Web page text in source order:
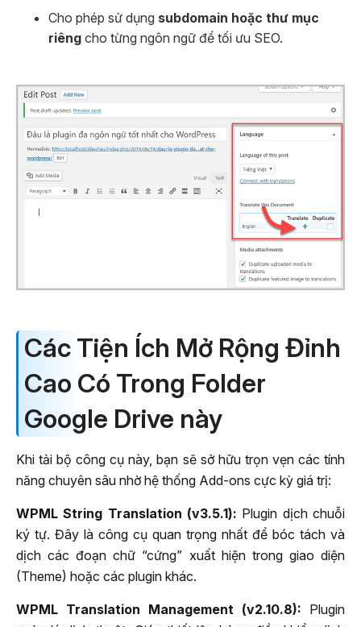
Cho phép sử dụng subdomain hoặc thư mục
riêng cho từng ngôn ngữ để tối ưu SEO.
Các Tiện Ích Mở Rộng Đỉnh
Cao Có Trong Folder
Google Drive này
Khi tải bộ công cụ này, bạn sẽ sở hữu trọn vẹn các tính
năng chuyên sâu nhờ hệ thống Add-ons cực kỳ giá trị:
WPML String Translation (v3.5.1): Plugin dịch chuỗi
ký tự. Đây là công cụ quan trọng nhất để bóc tách và
dịch các đoạn chữ “cứng” xuất hiện trong giao diện
(Theme) hoặc các plugin khác.
WPML Translation Management (v2.10.8): Plugin